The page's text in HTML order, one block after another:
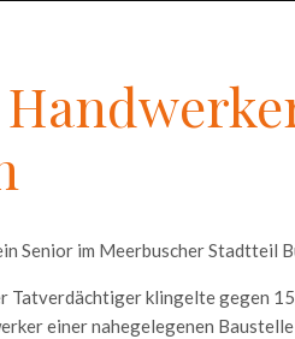
Senior im Meerbuscher
Tatverdächtiger klingelte gegen
einer nahegelegenen